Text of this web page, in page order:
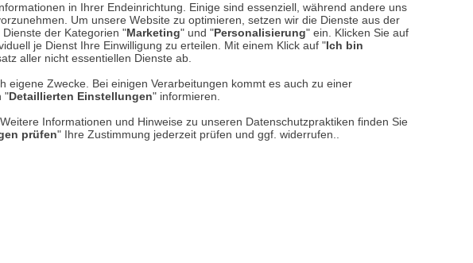
in Ihrer Endeinrichtung. Einige sind essenziell, während andere uns
Um unsere Website zu optimieren, setzen wir die Dienste aus der
der Kategorien "Marketing" und "Personalisierung" ein. Klicken Sie auf
je Dienst Ihre Einwilligung zu erteilen. Mit einem Klick auf "Ich bin
aller nicht essentiellen Dienste ab.
Zwecke. Bei einigen Verarbeitungen kommt es auch zu einer
"Detaillierten Einstellungen" informieren.
Informationen und Hinweise zu unseren Datenschutzpraktiken finden Sie
prüfen" Ihre Zustimmung jederzeit prüfen und ggf. widerrufen..
UnsereVersand- und Zahlungsarten